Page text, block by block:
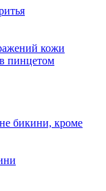
кожи
пинцетом
бикини, кроме